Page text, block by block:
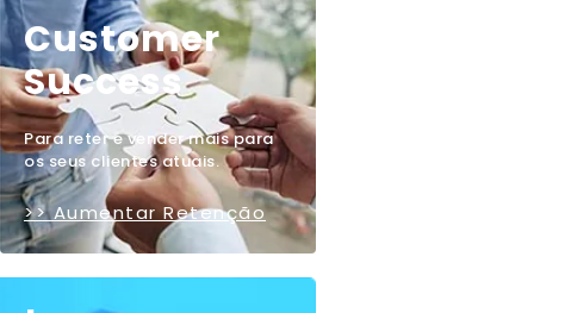
Customer
Success
Para reter e vender mais para
os seus clientes atuais.
>> Aumentar Retenção